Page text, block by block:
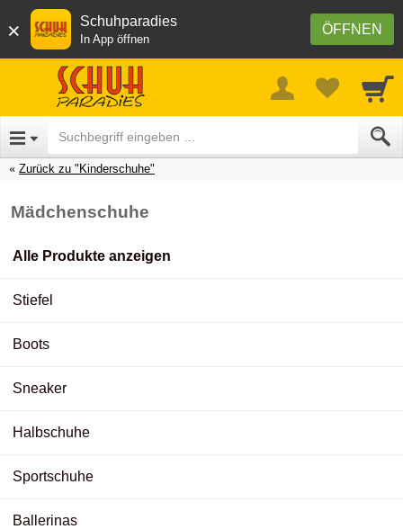
× ÖFFNEN
Schuhparadies
In App öffnen
Zurück zu "Kinderschuhe"
Mädchenschuhe
Alle Produkte anzeigen
Stiefel
Boots
Sneaker
Halbschuhe
Sportschuhe
Ballerinas